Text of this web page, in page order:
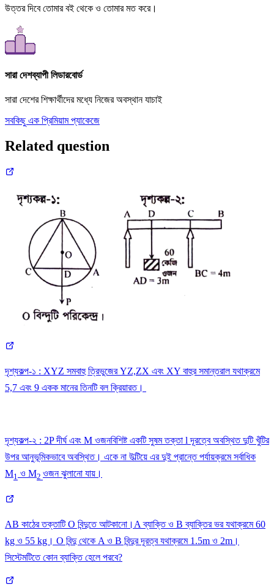
উত্তর দিবে তোমার বই থেকে ও তোমার মত করে।
সারা দেশব্যাপী লিডারবোর্ড
সারা দেশের শিক্ষার্থীদের মধ্যে নিজের অবস্থান যাচাই
সবকিছু এক প্রিমিয়াম প্যাকেজে
Related question
দৃশ্যকল্প-১ : XYZ সমবাহু ত্রিভুজের YZ,ZX এবং XY বাহুর সমান্তরাল যথাক্রমে
5,7 এবং 9 একক মানের তিনটি বল ক্রিয়ারত।
দৃশ্যকল্প-২ : 2P দীর্ঘ এবং M ওজনবিশিষ্ট একটি সুষম তক্তা l দূরত্বে অবস্থিত দুটি খুঁটির
উপর আনুভূমিকভাবে অবস্থিত। একে না উল্টিয়ে এর দুই প্রান্তে পর্যায়ক্রমে সর্বাধিক
M1 ও M2 ওজন ঝুলানো যায়।
AB কাঠের তক্তাটি O বিন্দুতে আটকানো।A ব্যাক্তি ও B ব্যাক্তির ভর যথাক্রমে 60
kg ও 55 kg। O বিন্দু থেকে A ও B বিন্দুর দূরত্ব যথাক্রমে 1.5m ও 2m।
সিস্টেমটিতে কোন ব্যাক্তি হেলে পরবে?